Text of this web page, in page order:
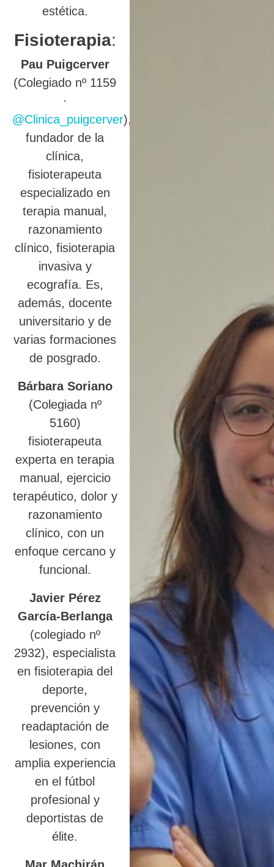
estética.
Fisioterapia:
Pau Puigcerver
(Colegiado nº 1159
·
@Clinica_puigcerver),
fundador de la
clínica,
fisioterapeuta
especializado en
terapia manual,
razonamiento
clínico, fisioterapia
invasiva y
ecografía. Es,
además, docente
universitario y de
varias formaciones
de posgrado.
Bárbara Soriano
(Colegiada nº
5160)
fisioterapeuta
experta en terapia
manual, ejercicio
terapéutico, dolor y
razonamiento
clínico, con un
enfoque cercano y
funcional.
Javier Pérez
García-Berlanga
(colegiado nº
2932), especialista
en fisioterapia del
deporte,
prevención y
readaptación de
lesiones, con
amplia experiencia
en el fútbol
profesional y
deportistas de
élite.